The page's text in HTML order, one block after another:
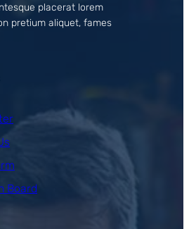
placerat lorem
pretium aliquet, fames
Board